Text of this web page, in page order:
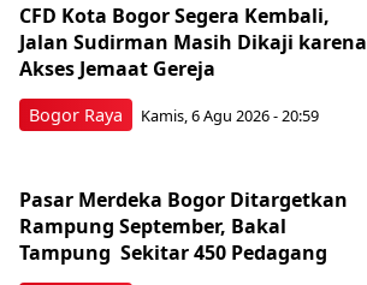
Bogor Raya
CFD Kota Bogor Segera Kembali,
Jalan Sudirman Masih Dikaji karena
Akses Jemaat Gereja
Kamis, 6 Agu 2026 - 20:59
Pasar Merdeka Bogor Ditargetkan
Rampung September, Bakal
Tampung Sekitar 450 Pedagang